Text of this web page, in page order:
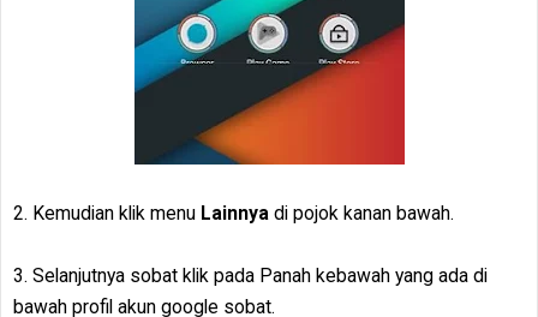
2. Kemudian klik menu Lainnya di pojok kanan bawah.
3. Selanjutnya sobat klik pada Panah kebawah yang ada di
bawah profil akun google sobat.